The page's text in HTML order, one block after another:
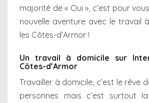
majorité de « Oui », c’est pour
nouvelle aventure avec le travail
les Côtes-d’Armor !
Un travail à domicile sur
Côtes-d’Armor
Travailler à domicile, c’est le rêve
personnes mais c’est surtout